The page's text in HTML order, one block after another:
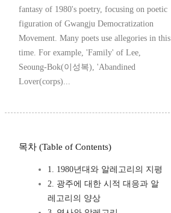
fantasy of 1980's poetry, focusing on poetic
figuration of Gwangju Democratization
Movement. Many poets use allegories in this
time. For example, 'Family' of Lee,
Seoung-Bok(이성복), 'Abandined
Lover(corps)...
목차 (Table of Contents)
1. 1980년대와 알레고리의 지평
2. 광주에 대한 시적 대응과 알
레고리의 양상